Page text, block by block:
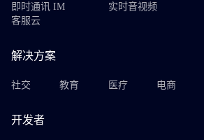
即时通讯 IM 实时音视频
客服云
解决方案
社交 教育 医疗 电商
开发者